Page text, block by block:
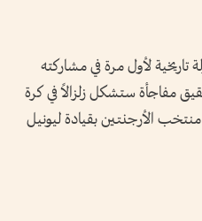
لأول مرة في مشاركته
مفاجأة ستشكل زلزالاً في كرة
الأرجنتين بقيادة ليونيل